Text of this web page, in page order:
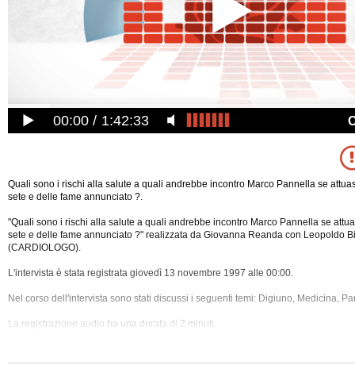
00:00 1:42:33
Quali sono i rischi alla salute a quali andrebbe incontro Marco Pannella se
sete e delle fame annunciato ?.
"Quali sono i rischi alla salute a quali andrebbe incontro Marco Pannella se
sete e delle fame annunciato ?" realizzata da Giovanna Reanda con Leopoldo
(CARDIOLOGO).
L'intervista è stata registrata giovedì 13 novembre 1997 alle 00:00.
Nel corso dell'intervista sono stati discussi i seguenti temi: Digiuno, Medicina,
La registrazione audio ha una durata di 2 minuti.